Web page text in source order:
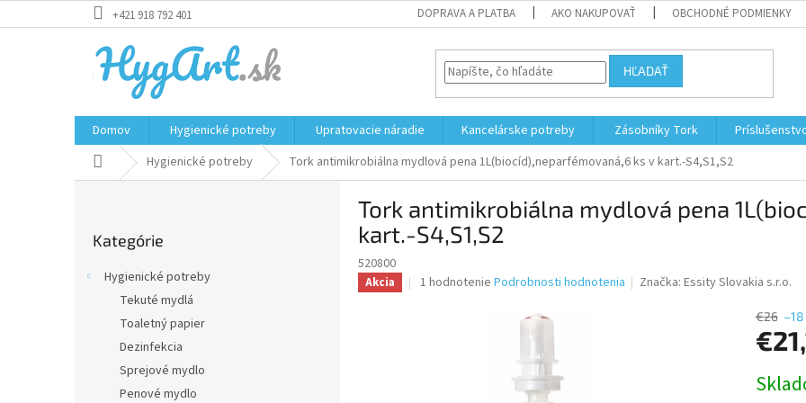
na
+421 918 792 401 DOPRAVA A PLATBA AKO NAKUPOVAŤ OBCHODNÉ PODMIENKY
HĽADAŤ
Domov Hygienické potreby Upratovacie náradie Kancelárske potreby Zásobníky Tork
DomovHygienické potreby Tork antimikrobiálna mydlová pena 1L(biocíd),neparfémovaná,6 ks v kart.-S4,S1,S2
kategórie
Kategórie
Hygienické potreby
Tekuté mydlá
Toaletný papier
Dezinfekcia
Sprejové mydlo
Penové mydlo
Tork antimikrobiálna mydlová pena
kart.-S4,S1,S2
520800
Akcia
Priemerné
1 hodnotenie Podrobnosti hodnotenia Značka:Essity Slovakia s.r.o.
€26
cena: